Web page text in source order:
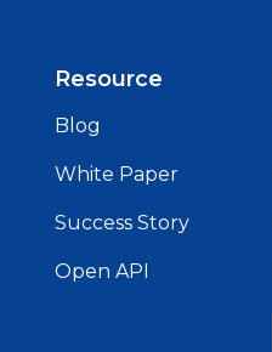
Resource
Blog
White Paper
Success Story
Open API